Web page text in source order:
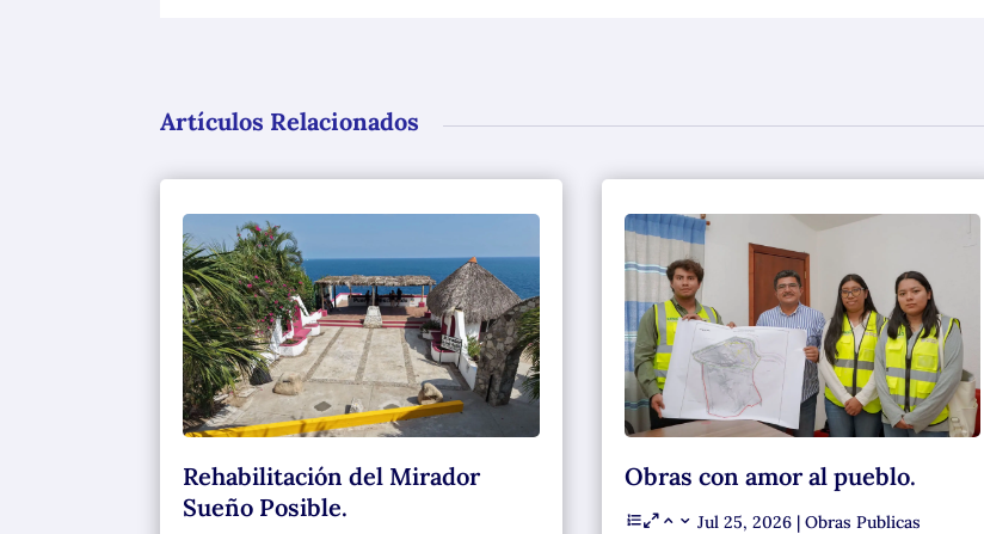
Artículos Relacionados
Rehabilitación del Mirador
Sueño Posible.
Obras con amor al pueblo.
Jul 25, 2026| Obras Publicas